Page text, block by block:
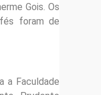
Gois. Os
foram de
a Faculdade